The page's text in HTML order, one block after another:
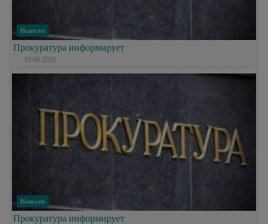
Новости
Прокуратура информирует
10.06.2026
Новости
Прокуратура информирует